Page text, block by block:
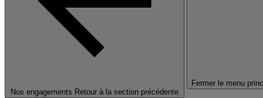
Nos engagements Retour à la section précédente
Fermer le menu